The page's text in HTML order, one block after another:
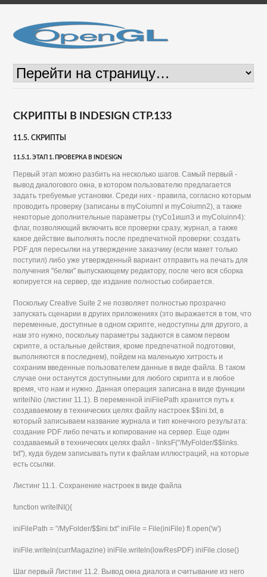
СКРИПТЫ В INDESIGN СТР.133
11.5. СКРИПТЫ
11.5.1. ЭТАП 1. ПРОВЕРКА В INDESIGN
Первый этап можно разбить на несколько шагов. Самый первый -
вывод диалогового окна, в котором пользователю предлагается
задать требуемые установки. Среди них - правила, согласно которым
проводить проверку (записаны в myCoiumnl и myCoiumn2), а также
некоторые дополнительные параметры (туСо1ишпЗ и myColuinn4):
флаг, позволяющий включить все проверки сразу, журнал, а также
какое действие выполнять после предпечатной проверки: создать
PDF для пересылки на утверждение заказчику (если макет только
поступил) либо уже утвержденный вариант отправить на печать для
получения "белки" выпускающему редактору, после чего вся сборка
копируется на сервер, где издание полностью собирается.
Поскольку Creative Suite 2 не позволяет полностью прозрачно
запускать сценарии в других приложениях (это выражается в том, что
переменные, доступные в одном скрипте, недоступны для другого, а
нам это нужно, поскольку параметры задаются в самом первом
скрипте, а остальные действия, кроме предпечатной подготовки,
выполняются в последнем), пойдем на маленькую хитрость и
сохраним введенные пользователем данные в виде файла. В таком
случае они останутся доступными для любого скрипта и в любое
время, что нам и нужно. Данная операция записана в виде функции
writeiNio (листинг 11.1). В переменной iniFiiePath хранится путь к
создаваемому в технических целях файлу настроек $$ini.txt, в
который записываем название журнала и тип конечного результата:
создание PDF либо печать и копирование на сервер. Еще один
создаваемый в технических целях файл - linksF("/MyFolder/$$links.
txt"), куда будем записывать пути к файлам иллюстраций, на которые
есть ссылки.
Листинг 11.1. Сохранение настроек в виде файла
function writeINI(){
iniFilePath = "/MyFolder/$$ini.txt" iniFile = File(iniFile) fl.open('w')
iniFile.writeln(currMagazine) iniFile.writeln(lowResPDF) iniFile.close()
Шаг первый Листинг 11.2. Вывод окна диалога и считывание из него